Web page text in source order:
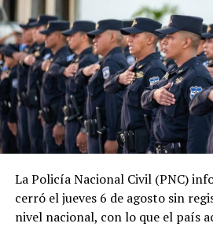
que va del año, las autoridades
homicidios, mientras que 2025
La Policía Nacional Civil (PNC)
cerró el jueves 6 de agosto sin
nivel nacional, con lo que el país